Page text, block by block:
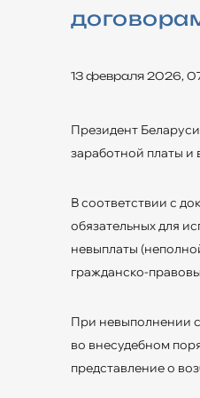
13 февраля 2026,
Президент
заработной платы и
В соответствии с
обязательных для
невыплаты
гражданско-
При невыполнении
во внесудебном
представление о